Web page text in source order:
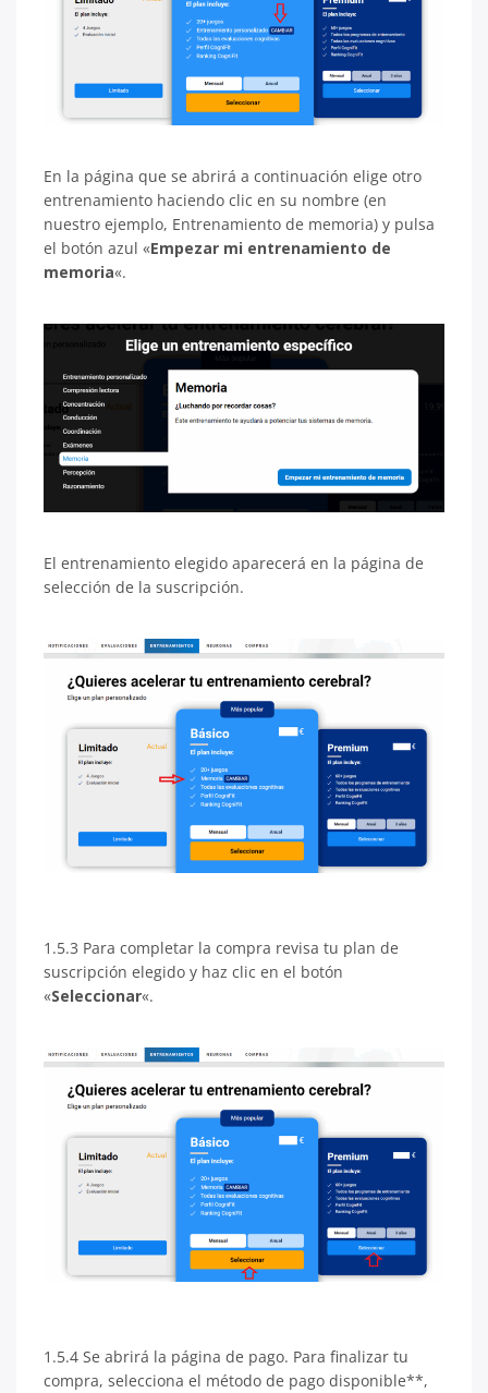
En la página que se abrirá a continuación elige otro
entrenamiento haciendo clic en su nombre (en
nuestro ejemplo, Entrenamiento de memoria) y pulsa
el botón azul «Empezar mi entrenamiento de
memoria«.
El entrenamiento elegido aparecerá en la página de
selección de la suscripción.
1.5.3 Para completar la compra revisa tu plan de
suscripción elegido y haz clic en el botón
«Seleccionar«.
1.5.4 Se abrirá la página de pago. Para finalizar tu
compra, selecciona el método de pago disponible**,